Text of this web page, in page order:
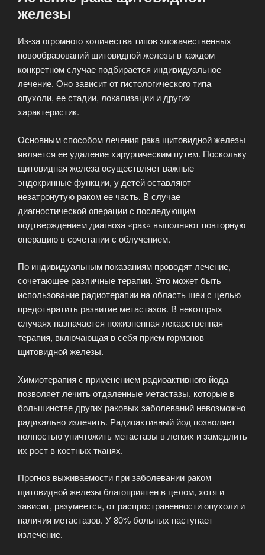
железы
Из-за огромного количества типов злокачественных
новообразований щитовидной железы в каждом
конкретном случае подбирается индивидуальное
лечение. Оно зависит от гистологического типа
опухоли, ее стадии, локализации и других
характеристик.
Основным способом лечения рака щитовидной железы
является ее удаление хирургическим путем. Поскольку
щитовидная железа осуществляет важные
эндокринные функции, у детей оставляют
незатронутую раком ее часть. В случае
диагностической операции с последующим
подтверждением диагноза «рак» выполняют повторную
операцию в сочетании с облучением.
По индивидуальным показаниям проводят лечение,
сочетающее различные терапии. Это может быть
использование радиотерапии на область шеи с целью
предотвратить развитие метастазов. В некоторых
случаях назначается пожизненная лекарственная
терапия, включающая в себя прием гормонов
щитовидной железы.
Химиотерапия с применением радиоактивного йода
позволяет лечить отдаленные метастазы, которые в
большинстве других раковых заболеваний невозможно
радикально излечить. Радиоактивный йод позволяет
полностью уничтожить метастазы в легких и замедлить
их рост в костных тканях.
Прогноз выживаемости при заболевании раком
щитовидной железы благоприятен в целом, хотя и
зависит, разумеется, от распространенности опухоли и
наличия метастазов. У 80% больных наступает
излечение.